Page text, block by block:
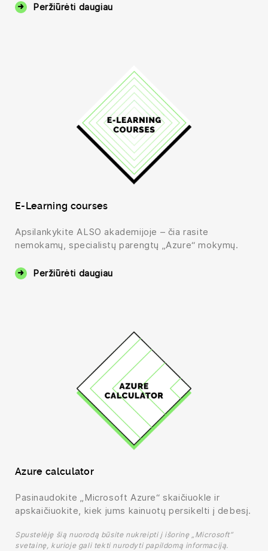
Peržiūrėti daugiau
E-Learning courses
Apsilankykite ALSO akademijoje – čia rasite
nemokamų, specialistų parengtų „Azure“ mokymų.
Peržiūrėti daugiau
Azure calculator
Pasinaudokite „Microsoft Azure“ skaičiuokle ir
apskaičiuokite, kiek jums kainuotų persikelti į debesį.
Spustelėję šią nuorodą būsite nukreipti į išorinę „Microsoft“
svetainę, kurioje gali tekti nurodyti papildomą informaciją.